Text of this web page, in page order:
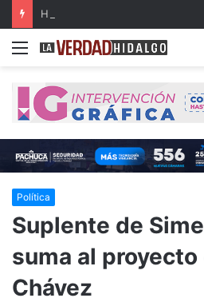
Menu
Política
Suplente de
suma al
Chávez